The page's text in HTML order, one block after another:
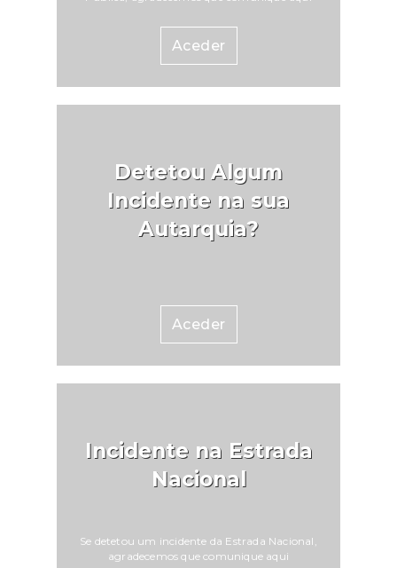
Aceder
Detetou Algum
Incidente na sua
Autarquia?
Aceder
Incidente na Estrada
Nacional
Se detetou um incidente da Estrada Nacional,
agradecemos que comunique aqui